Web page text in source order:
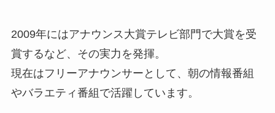
2009年にはアナウンス大賞テレビ部門で大賞を受
賞するなど、その実力を発揮。
現在はフリーアナウンサーとして、朝の情報番組
やバラエティ番組で活躍しています。